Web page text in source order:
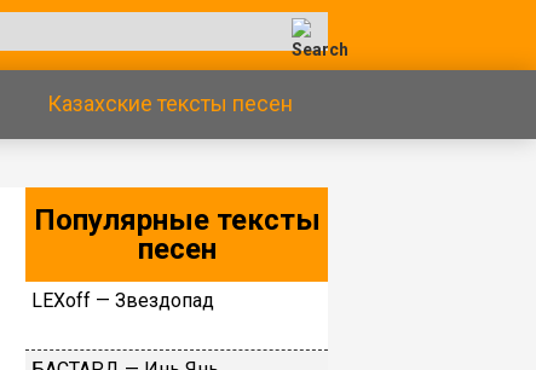
Казахские тексты песен
Популярные тексты
песен
LЕХоff — Звeздoпaд